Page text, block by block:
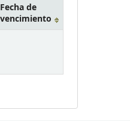
Fecha de
vencimiento